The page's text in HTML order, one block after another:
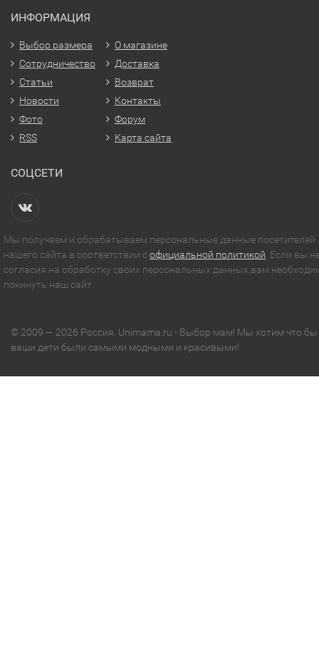
ИНФОРМАЦИЯ
Выбор размера
Сотрудничество
Статьи
Новости
Фото
RSS
О магазине
Доставка
Возврат
Контакты
Форум
Карта сайта
СОЦСЕТИ
Мы получаем и обрабатываем персональные данные посетителей
нашего сайта в соответствии софициальной политикой . Если вы
согласия на обработку своих персональных данных,вам
покинуть наш сайт.
© 2009 — 2026 Россия. Unimama.ru - Выбор мам! Мы хотим что бы
ваши дети были самыми модными и красивыми!